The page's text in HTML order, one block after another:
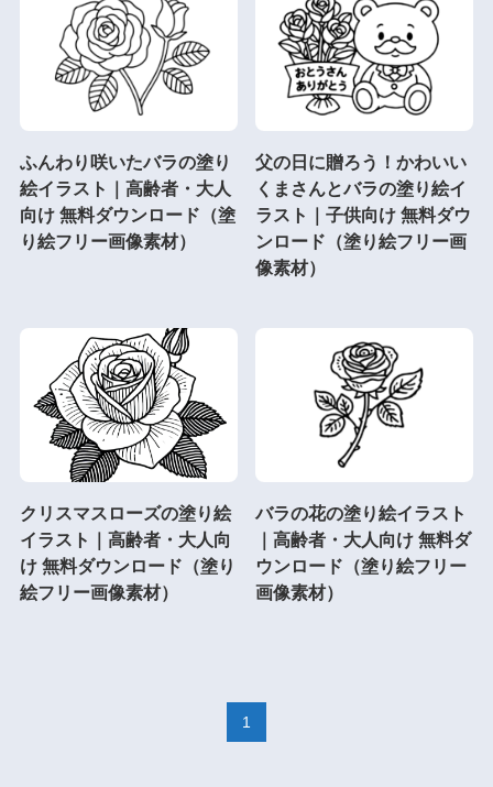
ふんわり咲いたバラの塗り
絵イラスト｜高齢者・大人
向け 無料ダウンロード（塗
り絵フリー画像素材）
父の日に贈ろう！かわいい
くまさんとバラの塗り絵イ
ラスト｜子供向け 無料ダウ
ンロード（塗り絵フリー画
像素材）
クリスマスローズの塗り絵
イラスト｜高齢者・大人向
け 無料ダウンロード（塗り
絵フリー画像素材）
バラの花の塗り絵イラスト
｜高齢者・大人向け 無料ダ
ウンロード（塗り絵フリー
画像素材）
1